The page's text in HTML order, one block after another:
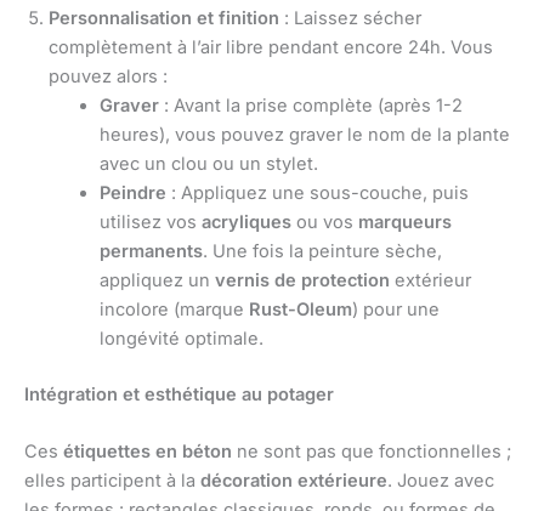
Personnalisation et finition : Laissez sécher
complètement à l’air libre pendant encore 24h. Vous
pouvez alors :
Graver: Avant la prise complète (après 1-2
heures), vous pouvez graver le nom de la plante
avec un clou ou un stylet.
Peindre : Appliquez une sous-couche, puis
utilisez vos acryliquesou vos marqueurs
permanents. Une fois la peinture sèche,
appliquez un vernis de protection extérieur
incolore (marque Rust-Oleum) pour une
longévité optimale.
Intégration et esthétique au potager
Ces étiquettes en béton ne sont pas que fonctionnelles ;
elles participent à la décoration extérieure. Jouez avec